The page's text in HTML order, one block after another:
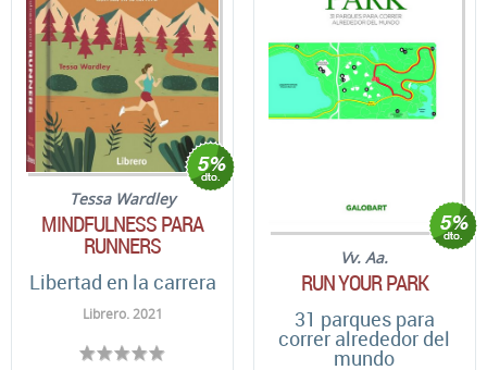
Tessa Wardley
MINDFULNESS PARA
RUNNERS
Libertad en la carrera
Librero. 2021
Vv. Aa.
RUN YOUR PARK
31 parques para
correr alrededor del
mundo